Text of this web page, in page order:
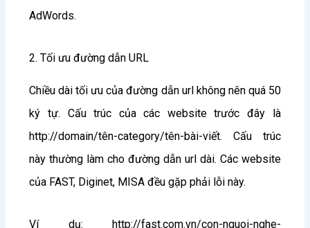
AdWords.
2. Tối ưu đường dẫn URL
Chiều dài tối ưu của đường dẫn url không nên quá 50
ký tự. Cấu trúc của các website trước đây là
http://domain/tên-category/tên-bài-viết. Cấu trúc
này thường làm cho đường dẫn url dài. Các website
của FAST, Diginet, MISA đều gặp phải lỗi này.
Ví dụ: http://fast.com.vn/con-nguoi-nghe-